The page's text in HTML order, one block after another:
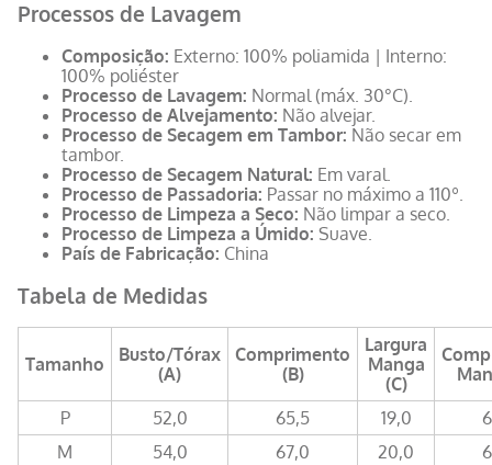
Processos de Lavagem
Composição: Externo: 100% poliamida | Interno:
100% poliéster
Processo de Lavagem: Normal (máx. 30°C).
Processo de Alvejamento: Não alvejar.
Processo de Secagem em Tambor: Não secar em
tambor.
Processo de Secagem Natural: Em varal.
Processo de Passadoria: Passar no máximo a 110º.
Processo de Limpeza a Seco: Não limpar a seco.
Processo de Limpeza a Úmido: Suave.
País de Fabricação: China
Tabela de Medidas
Tamanho
Busto/Tórax
(A)
Comprimento
(B)
Largura
Manga
(C)
P
52,0 65,5 19,0
M
54,0 67,0 20,0